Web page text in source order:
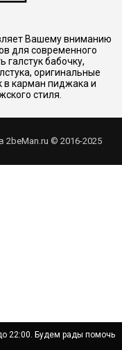
Вашему вниманию
для современного
бабочку,
оригинальные
в карман пиджака и
стиля.
2beMan.ru © 2016-2025
22:00. Будем рады помочь
22:00. Будем рады помочь